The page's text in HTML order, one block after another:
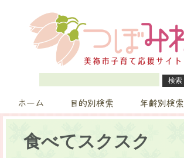
ホーム 目的別検索 年齢別検索
食べてスクスク